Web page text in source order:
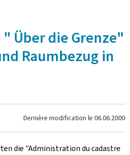
Über die Grenze"
Raumbezug in
Dernière modification le 06.06.2000
die "Administration du cadastre